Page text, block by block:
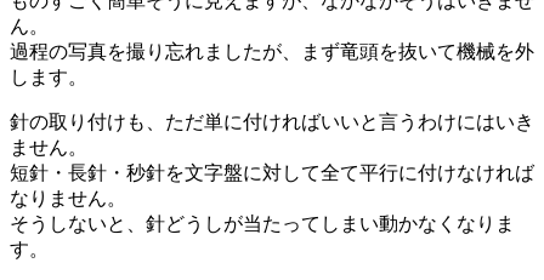
ん。
過程の写真を撮り忘れましたが、まず竜頭を抜いて機械を外
します。
針の取り付けも、ただ単に付ければいいと言うわけにはいき
ません。
短針・長針・秒針を文字盤に対して全て平行に付けなければ
なりません。
そうしないと、針どうしが当たってしまい動かなくなりま
す。